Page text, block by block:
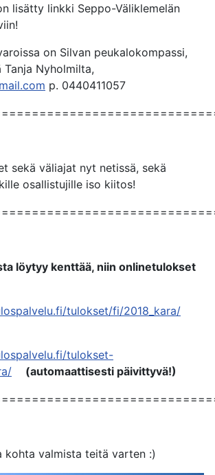
lisätty linkki Seppo-Väliklemelän
on Silvan peukalokompassi,
Nyholmilta,
p. 0440411057
sekä väliajat nyt netissä, sekä
osallistujille iso kiitos!
löytyy kenttää, niin onlinetulokset
tulokset/fi/2018_kara/
tulokset-
(automaattisesti päivittyvä!)
kohta valmista teitä varten :)